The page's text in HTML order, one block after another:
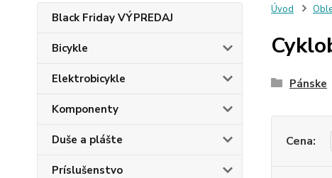
Black Friday VÝPREDAJ
Bicykle
Elektrobicykle
Komponenty
Duše a plášte
Príslušenstvo
Úvod
Pánske
Cena: